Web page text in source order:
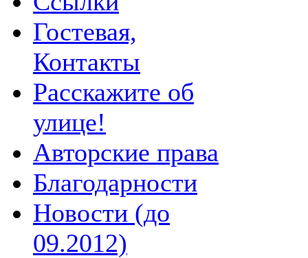
Гостевая,
Контакты
Расскажите об
улице!
Авторские права
Благодарности
Новости (до
09.2012)